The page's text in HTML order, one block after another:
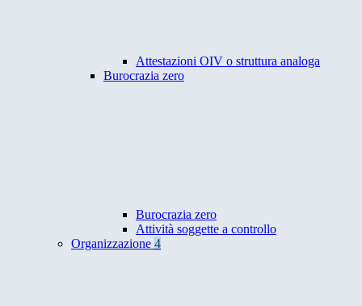
Attestazioni OIV o struttura analoga
Burocrazia zero
Burocrazia zero
Attività soggette a controllo
Organizzazione 4